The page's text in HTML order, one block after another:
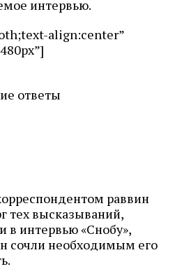
интервью.
align:center”
ответы
раввин
тех высказываний,
в интервью «Снобу»,
сочли необходимым его